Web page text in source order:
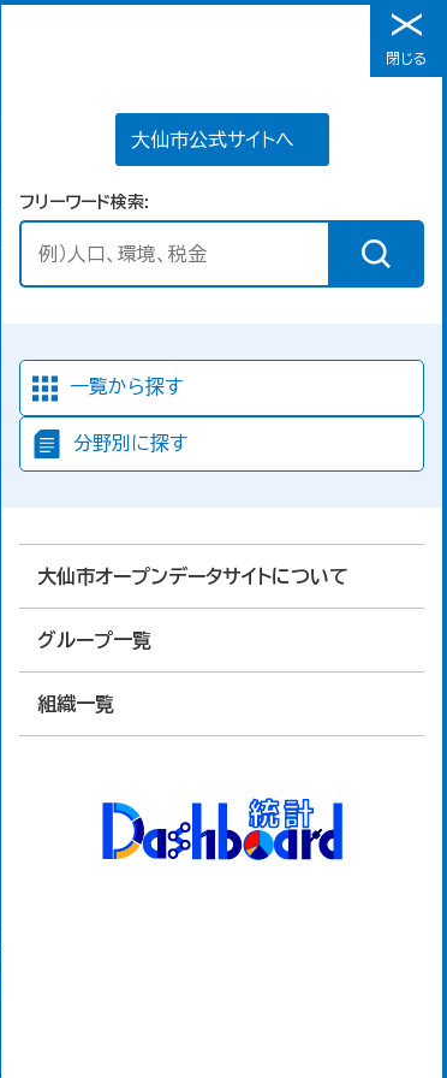
メニュー
大仙市公式サイトへ
フリーワード検索
一覧から探す
分野別に探す
大仙市オープンデータサイトについて
グループ一覧
組織一覧
閉じる